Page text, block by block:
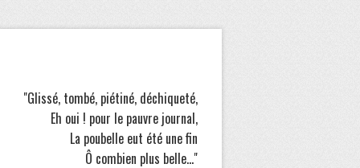
"Glissé, tombé, piétiné, déchiqueté,
Eh oui ! pour le pauvre journal,
La poubelle eut été une fin
Ô combien plus belle..."